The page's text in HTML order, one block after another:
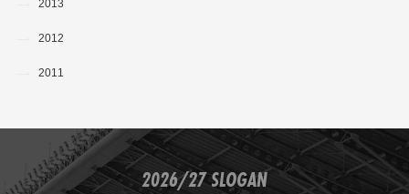
2013
2012
2011
2026/27 SLOGAN